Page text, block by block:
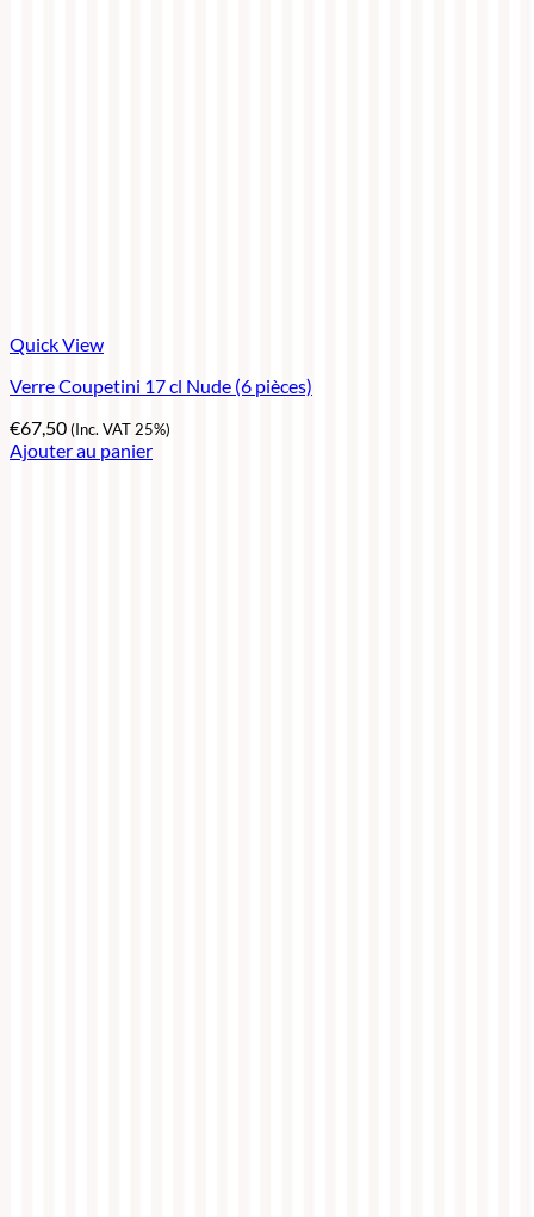
Quick View
Verre Coupetini 17 cl Nude (6 pièces)
€67,50(Inc. VAT 25%)
Ajouter au panier